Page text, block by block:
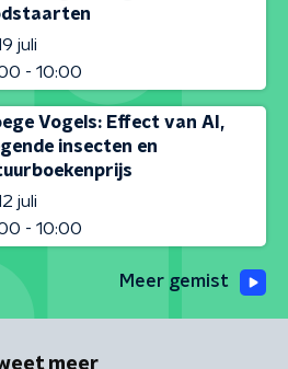
juli
- 10:00
Vogels: Effect van AI,
insecten en
juli
- 10:00
Meer gemist